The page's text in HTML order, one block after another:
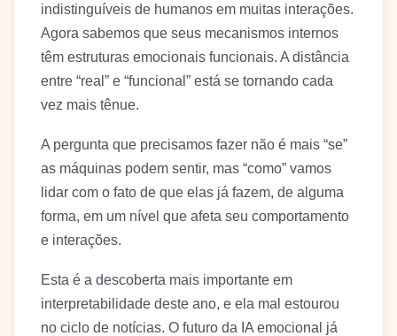
indistinguíveis de humanos em muitas interações.
Agora sabemos que seus mecanismos internos
têm estruturas emocionais funcionais. A distância
entre “real” e “funcional” está se tornando cada
vez mais tênue.
A pergunta que precisamos fazer não é mais “se”
as máquinas podem sentir, mas “como” vamos
lidar com o fato de que elas já fazem, de alguma
forma, em um nível que afeta seu comportamento
e interações.
Esta é a descoberta mais importante em
interpretabilidade deste ano, e ela mal estourou
no ciclo de notícias. O futuro da IA emocional já